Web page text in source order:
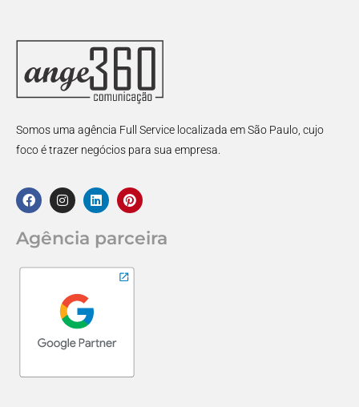
Somos uma agência Full Service localizada em São Paulo, cujo
foco é trazer negócios para sua empresa.
Agência parceira